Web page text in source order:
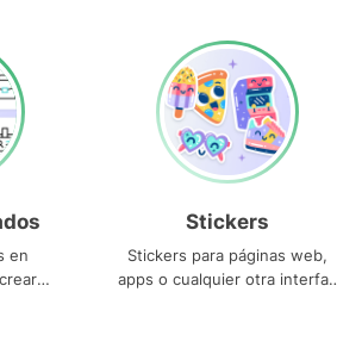
en
Stickers
Stickers para páginas web,
apps o cualquier otra interfaz